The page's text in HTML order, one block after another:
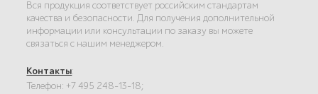
Вся продукция соответствует российским стандартам
качества и безопасности. Для получения дополнительной
информации или консультации по заказу вы можете
связаться с нашим менеджером.
Контакты:
Телефон: +7 495 248-13-18;